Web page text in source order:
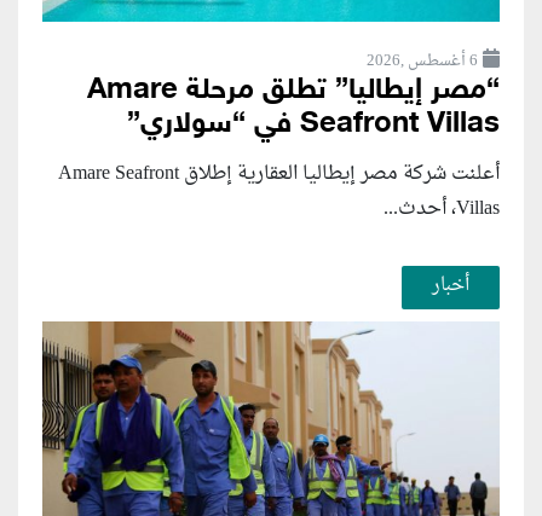
6 أغسطس ,2026
“مصر إيطاليا” تطلق مرحلة Amare
Seafront Villas في “سولاري”
أعلنت شركة مصر إيطاليا العقارية إطلاق Amare Seafront
Villas، أحدث...
أخبار